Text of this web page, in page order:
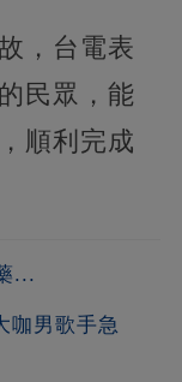
，台電表
民眾，能
順利完成
...
咖男歌手急